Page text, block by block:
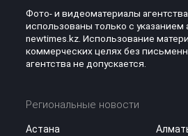
Фото- и видеоматериалы
использованы только с указанием
newtimes.kz. Использование
коммерческих целях без
агентства не допускается.
Региональные новости
Астана